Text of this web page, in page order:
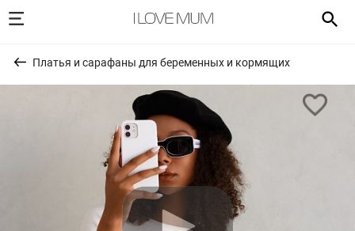
Платья и сарафаны для беременных и кормящих